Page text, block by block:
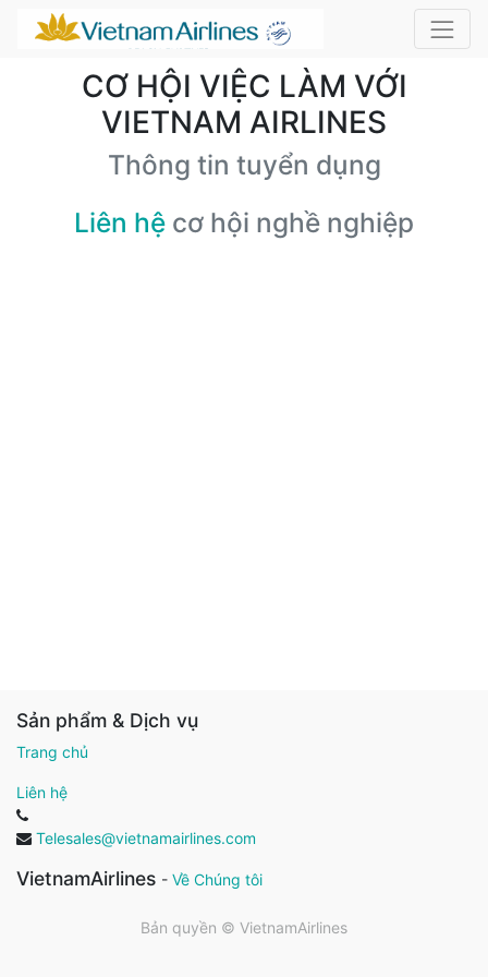
CƠ HỘI VIỆC LÀM VỚI
VIETNAM AIRLINES
Thông tin tuyển dụng
Liên hệ cơ hội nghề nghiệp
Sản phẩm & Dịch vụ
Trang chủ
Liên hệ
Telesales@vietnamairlines.com
VietnamAirlines - Về Chúng tôi
Bản quyền © VietnamAirlines